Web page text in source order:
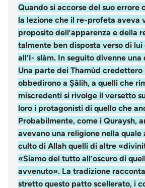
Quando si accorse del suo errore
la lezione che il re-profeta aveva
proposito dell’apparenza e della
talmente ben disposta verso di
all’I- slàm. In seguito divenne una
Una parte dei Thamùd credettero
obbedirono a Şâlih, a quelli che
miscredenti si rivolge il versetto
loro i protagonisti di quello che
Probabilmente, come i Quraysh,
avevano una religione nella quale
culto di Allah quelli di altre
«Siamo del tutto all’oscuro di
avvenuto». La tradizione
stretto questo patto scellerato, i